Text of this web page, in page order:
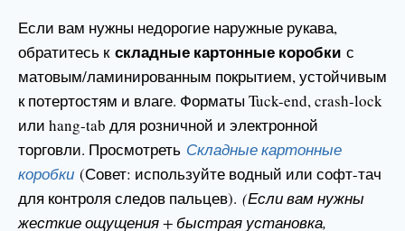
Если вам нужны недорогие наружные рукава,
обратитесь к складные картонные коробки с
матовым/ламинированным покрытием, устойчивым
к потертостям и влаге. Форматы Tuck-end, crash-lock
или hang-tab для розничной и электронной
торговли. Просмотреть Складные картонные
коробки (Совет: используйте водный или софт-тач
для контроля следов пальцев). (Если вам нужны
жесткие ощущения + быстрая установка,